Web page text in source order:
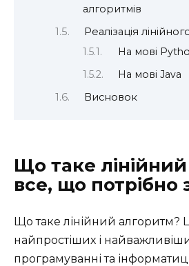
алгоритмів
Реалізація
На мові
На мові Java
Висновок
Що таке
все, що потрібно
Що таке лінійний алгоритм?
найпростіших і
програмуванні та